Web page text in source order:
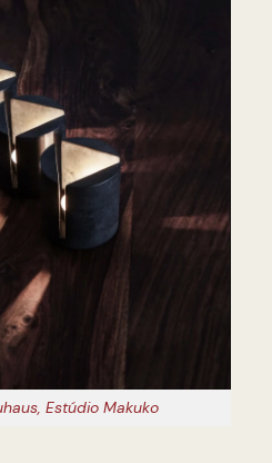
Estúdio Makuko